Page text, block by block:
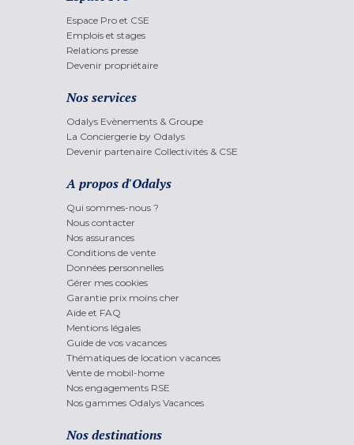
Espace Pro et CSE
Emplois et stages
Relations presse
Devenir propriétaire
Nos services
Odalys Evènements & Groupe
La Conciergerie by Odalys
Devenir partenaire Collectivités & CSE
A propos d'Odalys
Qui sommes-nous ?
Nous contacter
Nos assurances
Conditions de vente
Données personnelles
Gérer mes cookies
Garantie prix moins cher
Aide et FAQ
Mentions légales
Guide de vos vacances
Thématiques de location vacances
Vente de mobil-home
Nos engagements RSE
Nos gammes Odalys Vacances
Nos destinations